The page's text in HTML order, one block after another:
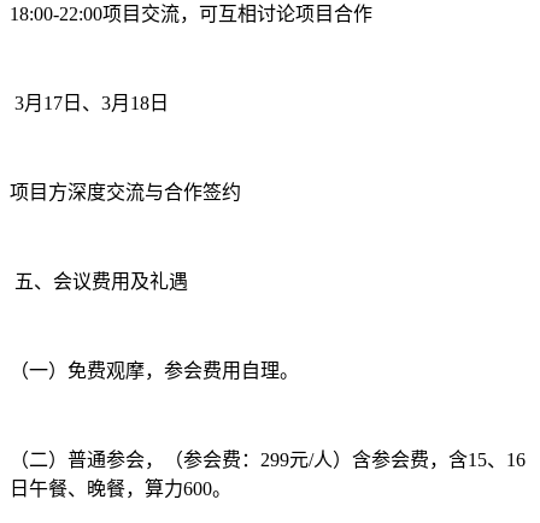
18:00-22:00项目交流，可互相讨论项目合作
3月17日、3月18日
项目方深度交流与合作签约
五、会议费用及礼遇
（一）免费观摩，参会费用自理。
（二）普通参会，（参会费：299元/人）含参会费，含15、16
日午餐、晚餐，算力600。